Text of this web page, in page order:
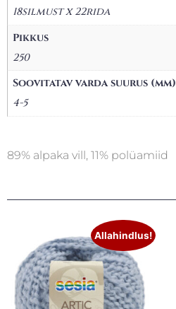
18silmust x 22rida
Pikkus
250
Soovitatav varda suurus (mm)
4-5
89% alpaka vill, 11% polüamiid
Allahindlus!